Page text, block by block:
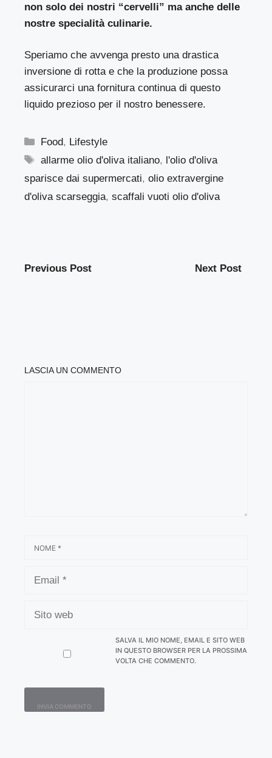
non solo dei nostri “cervelli” ma anche delle
nostre specialità culinarie.
Speriamo che avvenga presto una drastica
inversione di rotta e che la produzione possa
assicurarci una fornitura continua di questo
liquido prezioso per il nostro benessere.
Categorie
Food, Lifestyle
Tag
allarme olio d'oliva italiano, l'olio d'oliva
sparisce dai supermercati, olio extravergine
d'oliva scarseggia, scaffali vuoti olio d'oliva
Previous Post Next Post
LASCIA UN COMMENTO
WEB
SALVA IL MIO NOME, EMAIL E SITO WEB
IN QUESTO BROWSER PER LA PROSSIMA
VOLTA CHE COMMENTO.